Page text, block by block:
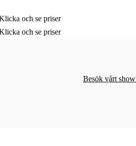
och se priser
och se priser
Besök vårt